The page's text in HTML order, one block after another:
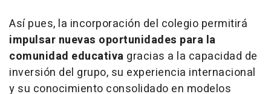
Así pues, la incorporación del colegio permitirá
impulsar nuevas oportunidades para la
comunidad educativa gracias a la capacidad de
inversión del grupo, su experiencia internacional
y su conocimiento consolidado en modelos